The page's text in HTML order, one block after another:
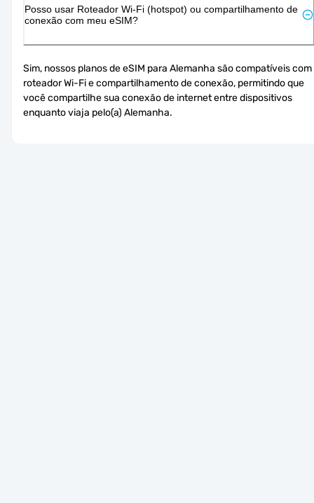
Posso usar Roteador Wi-Fi (hotspot) ou compartilhamento de
conexão com meu eSIM?
Sim, nossos planos de eSIM para Alemanha são compatíveis com
roteador Wi-Fi e compartilhamento de conexão, permitindo que
você compartilhe sua conexão de internet entre dispositivos
enquanto viaja pelo(a) Alemanha.